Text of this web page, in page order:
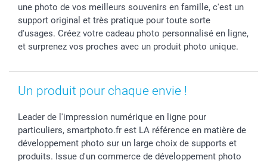
Rentrée des classes
Saint-Valentin
Vacances
Partenariats & Influence
Investisseurs
Grandes quantités
Statut de ma commande
une photo de vos meilleurs souvenirs en famille, c'est un
support original et très pratique pour toute sorte
d'usages. Créez votre cadeau photo personnalisé en ligne,
et surprenez vos proches avec un produit photo unique.
Un produit pour chaque envie !
Leader de l'impression numérique en ligne pour
particuliers, smartphoto.fr est LA référence en matière de
développement photo sur un large choix de supports et
produits. Issue d'un commerce de développement photo